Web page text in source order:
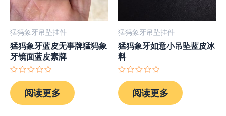
猛犸象牙吊坠挂件
猛犸象牙蓝皮无事牌猛犸象
牙镜面蓝皮素牌
评
分
0
&sol;
阅读更多
猛犸象牙吊坠挂件
猛犸象牙如意小吊坠蓝皮冰
料
评
分
0
&sol;
阅读更多